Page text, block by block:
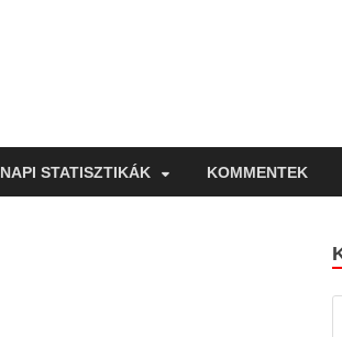
NAPI STATISZTIKÁK KOMMENTEK